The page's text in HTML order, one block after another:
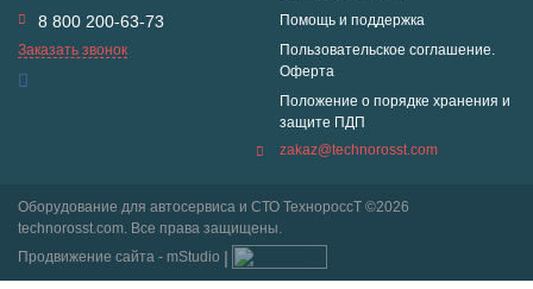
8 800 200-63-73
Заказать звонок
Помощь и поддержка
Пользовательское соглашение.
Оферта
Положение о порядке хранения и
защите ПДП
zakaz@technorosst.com
Оборудование для автосервиса и СТО ТехнороссТ ©2026
technorosst.com. Все права защищены.
Продвижение сайта - mStudio